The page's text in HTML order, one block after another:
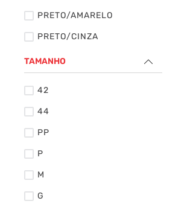
PRETO/AMARELO
PRETO/CINZA
PRETO/LARANJA
TAMANHO
42
44
PP
P
M
G